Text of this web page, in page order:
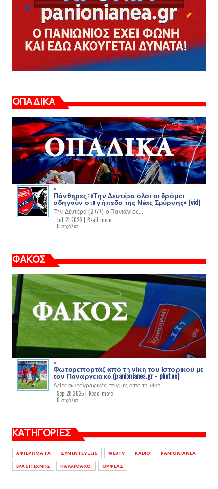
ΟΠΑΔΙΚΑ
Πάνθηρες: «Την Δευτέρα όλοι οι δρόμοι
οδηγούν στo γήπεδο της Νέας Σμύρνης» (vid)
Την Δευτέρα (27/7) ο Πανιώνιος...
Jul 21 2026 | Read more
0 σχόλια
ΦΑΚΟΣ
Φωτορεπορτάζ από τη νίκη του Ιστορικού με
τον Παναργειακό (panionianea.gr - photos)
Δείτε φωτογραφικές στιγμές από τη νίκη...
Sep 28 2025 | Read more
0 σχόλια
ΚΑΤΗΓΟΡΙΕΣ
ΑΦΙΕΡΩΜΑΤΑ ΣΥΝΕΝΤΕΥΞΕΙΣ WEBTV RADIO
PANIONIANEA
ΕΡΑΣΙΤΕΧΝΗΣ
ΠΑΛΑΙΜΑΧΟΙ ΟΡΦΕΑΣ